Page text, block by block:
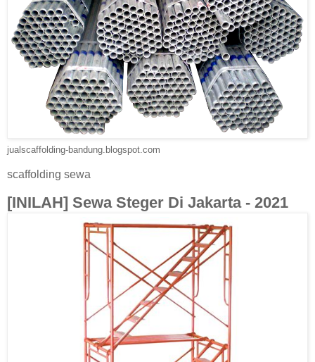
jualscaffolding-bandung.blogspot.com
scaffolding sewa
[INILAH] Sewa Steger Di Jakarta - 2021